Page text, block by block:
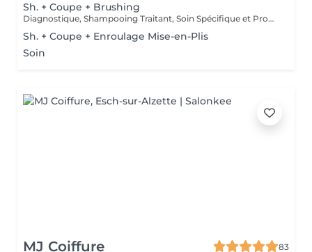
Sh. + Coupe + Brushing
Diagnostique, Shampooing Traitant, Soin Spécifique et Produits Coiffants inclus
Sh. + Coupe + Enroulage Mise-en-Plis
Soin
MJ Coiffure 83